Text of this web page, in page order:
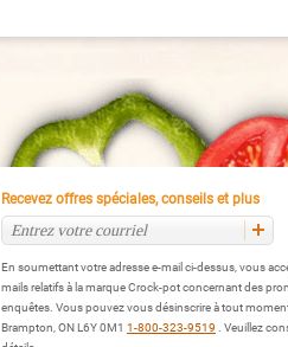
Recevez offres spéciales, conseils et plus
En soumettant votre adresse e-mail ci-dessus, vous
mails relatifs à la marque Crock-pot concernant des
enquêtes. Vous pouvez vous désinscrire à tout
Brampton, ON L6Y 0M1 1-800-323-9519 . Veuillez